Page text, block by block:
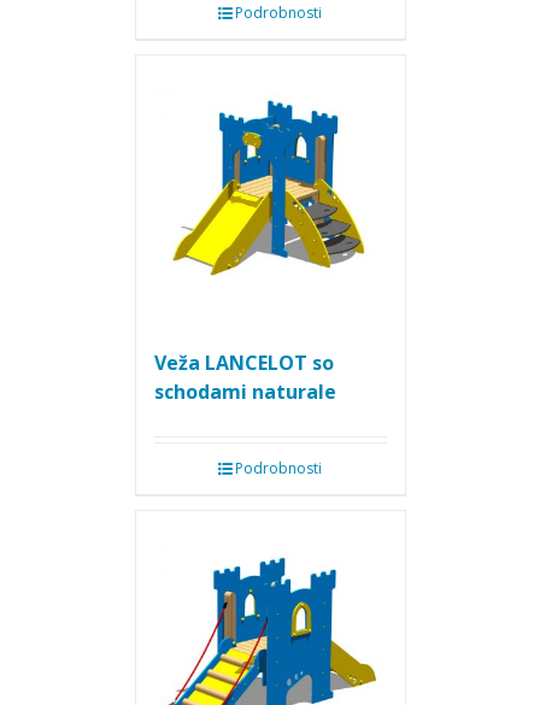
Podrobnosti
Veža LANCELOT so
schodami naturale
Podrobnosti